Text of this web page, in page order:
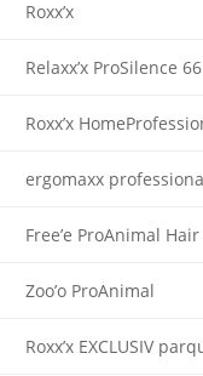
Roxx’x
Relaxx’x ProSilence 66
Roxx’x
ergomaxx
Free’e ProAnimal Hair
Zoo’o ProAnimal
Roxx’x EXCLUSIV